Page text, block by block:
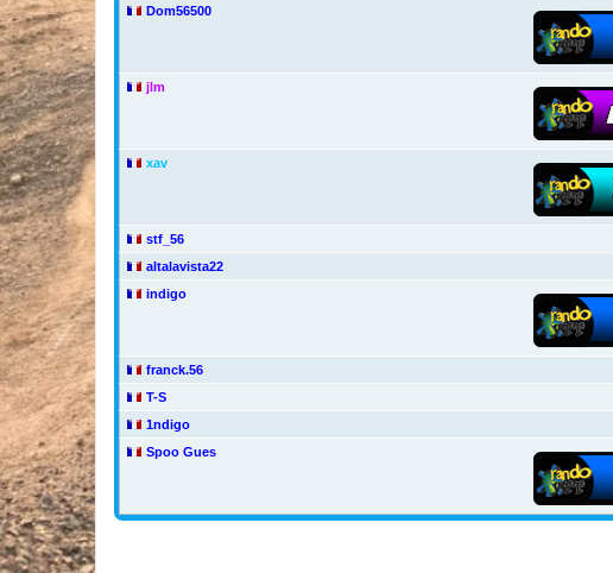
Dom56500
jlm
xav
stf_56
altalavista22
indigo
franck.56
T-S
1ndigo
Spoo Gues